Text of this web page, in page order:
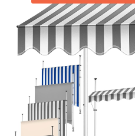
Kleding
Retourboxen